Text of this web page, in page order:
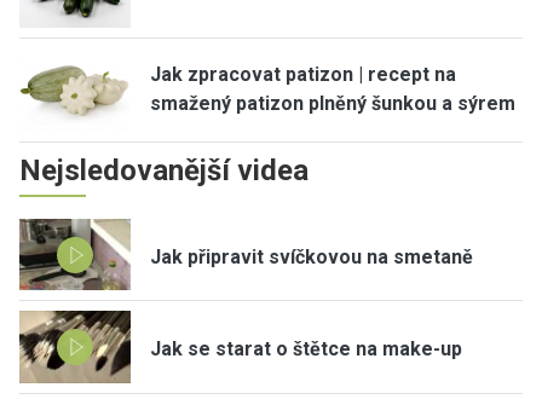
Jak zpracovat patizon | recept na
smažený patizon plněný šunkou a sýrem
Nejsledovanější videa
Jak připravit svíčkovou na smetaně
Jak se starat o štětce na make-up